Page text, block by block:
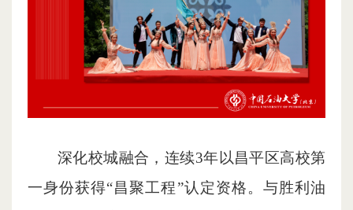
深化校城融合，连续3年以昌平区高校第
一身份获得“昌聚工程”认定资格。与胜利油